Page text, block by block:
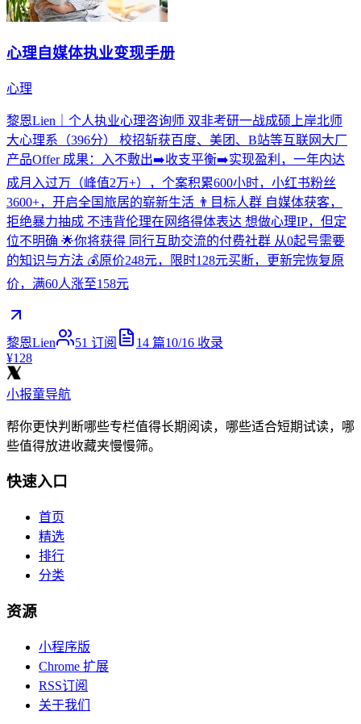
心理自媒体执业变现手册
心理
黎恩Lien｜个人执业心理咨询师 双非考研一战成硕上岸北师
大心理系（396分） 校招斩获百度、美团、B站等互联网大厂
产品Offer 成果：入不敷出➡️收支平衡➡️实现盈利，一年内达
成月入过万（峰值2万+），个案积累600小时，小红书粉丝
3600+，开启全国旅居的崭新生活 👨目标人群 自媒体获客，
拒绝暴力抽成 不违背伦理在网络得体表达 想做心理IP，但定
位不明确 🌟你将获得 同行互助交流的付费社群 从0起号需要
的知识与方法 💰原价248元，限时128元买断，更新完恢复原
价，满60人涨至158元
黎恩Lien 51 订阅 14 篇10/16 收录
¥128
小报童导航
帮你更快判断哪些专栏值得长期阅读，哪些适合短期试读，哪
些值得放进收藏夹慢慢筛。
快速入口
首页
精选
排行
分类
资源
小程序版
Chrome 扩展
RSS订阅
关于我们